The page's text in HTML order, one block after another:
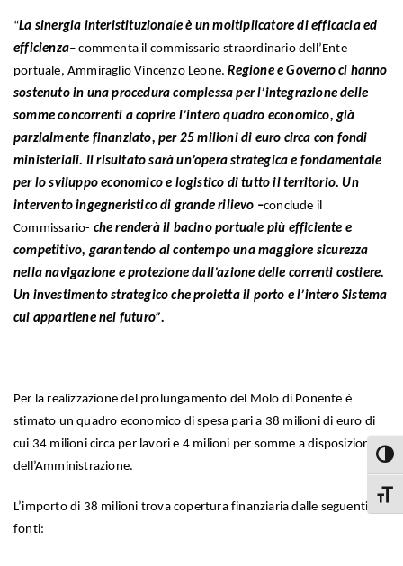
“La sinergia interistituzionale è un moltiplicatore di efficacia ed
efficienza– commenta il commissario straordinario dell’Ente
portuale, Ammiraglio Vincenzo Leone. Regione e Governo ci hanno
sostenuto in una procedura complessa per l’integrazione delle
somme concorrenti a coprire l’intero quadro economico, già
parzialmente finanziato, per 25 milioni di euro circa con fondi
ministeriali. Il risultato sarà un’opera strategica e fondamentale
per lo sviluppo economico e logistico di tutto il territorio. Un
intervento ingegneristico di grande rilievo –conclude il
Commissario- che renderà il bacino portuale più efficiente e
competitivo, garantendo al contempo una maggiore sicurezza
nella navigazione e protezione dall’azione delle correnti costiere.
Un investimento strategico che proietta il porto e l’intero Sistema
cui appartiene nel futuro”.
Per la realizzazione del prolungamento del Molo di Ponente è
stimato un quadro economico di spesa pari a 38 milioni di euro di
cui 34 milioni circa per lavori e 4 milioni per somme a disposizione
dell’Amministrazione.
L’importo di 38 milioni trova copertura finanziaria dalle seguenti
fonti: